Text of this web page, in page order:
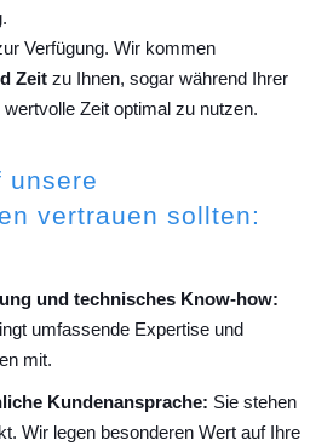
Verfügung. Wir kommen
Zeit zu Ihnen, sogar während Ihrer
wertvolle Zeit optimal zu nutzen.
unsere
vertrauen sollten:
und technisches Know-how:
umfassende Expertise und
mit.
Kundenansprache: Sie stehen
Wir legen besonderen Wert auf Ihre